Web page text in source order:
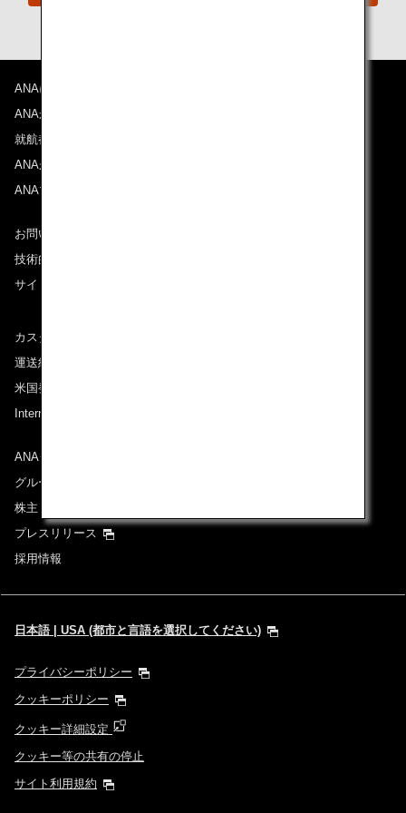
ANAについて
ANAからのお知らせ
就航都市
ANAがお約束する体験
ANAマイレージクラブ
お問い合わせ
技術的なお問い合わせ（推奨環境）
サイトマップ
カスタマーサービスプラン / コンテンジェンシープラン
運送約款
米国発着便に適用となる料金に関するご案内
International Tariff (applicable for travel to and from US)
ANAグループについて
グループ企業一覧
株主・投資家情報
プレスリリース
採用情報
日本語 | USA (都市と言語を選択してください)
プライバシーポリシー
クッキーポリシー
クッキー詳細設定
クッキー等の共有の停止
サイト利用規約